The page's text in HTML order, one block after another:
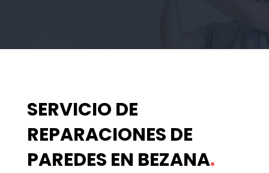
SERVICIO DE
REPARACIONES DE
PAREDES EN BEZANA.